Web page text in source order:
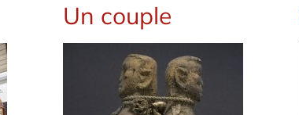
Un couple